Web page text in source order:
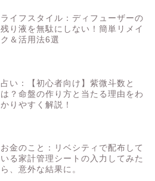
ライフスタイル：ディフューザーの
残り液を無駄にしない！簡単リメイ
ク＆活用法6選
占い：【初心者向け】紫微斗数と
は？命盤の作り方と当たる理由をわ
かりやすく解説！
お金のこと：リベシティで配布して
いる家計管理シートの入力してみた
ら、意外な結果に。